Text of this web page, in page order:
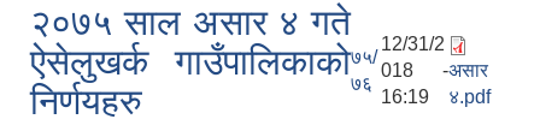
२०७५ साल असार ४ गते
ऐसेलुखर्क गाउँपालिकाको
निर्णयहरु
७५/
७६
12/31/2
018 -
16:19
असार
४.pdf